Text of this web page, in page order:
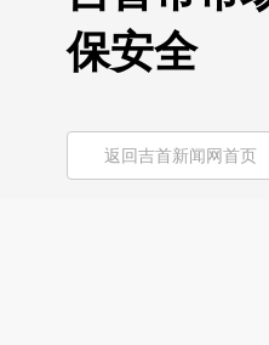
保安全
返回吉首新闻网首页